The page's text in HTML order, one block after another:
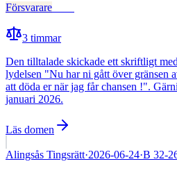
Försvarare
3 timmar
Den tilltalade skickade ett skriftligt
lydelsen "Nu har ni gått över gränsen
att döda er när jag får chansen !".
januari 2026.
Läs domen
Alingsås Tingsrätt·2026-06-24·B 32-